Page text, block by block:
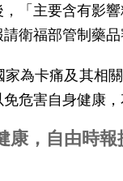
「主要含有影
衛福部管制藥
為卡痛及其相
危害自身健康，
康，自由時